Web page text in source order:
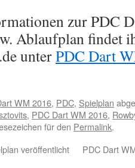
zur PDC
Ablaufplan findet
unterPDC Dart
WM 2016, PDC, Spielplan
, PDC Dart WM 2016,
für den Permalink.
veröffentlicht PDC Dart